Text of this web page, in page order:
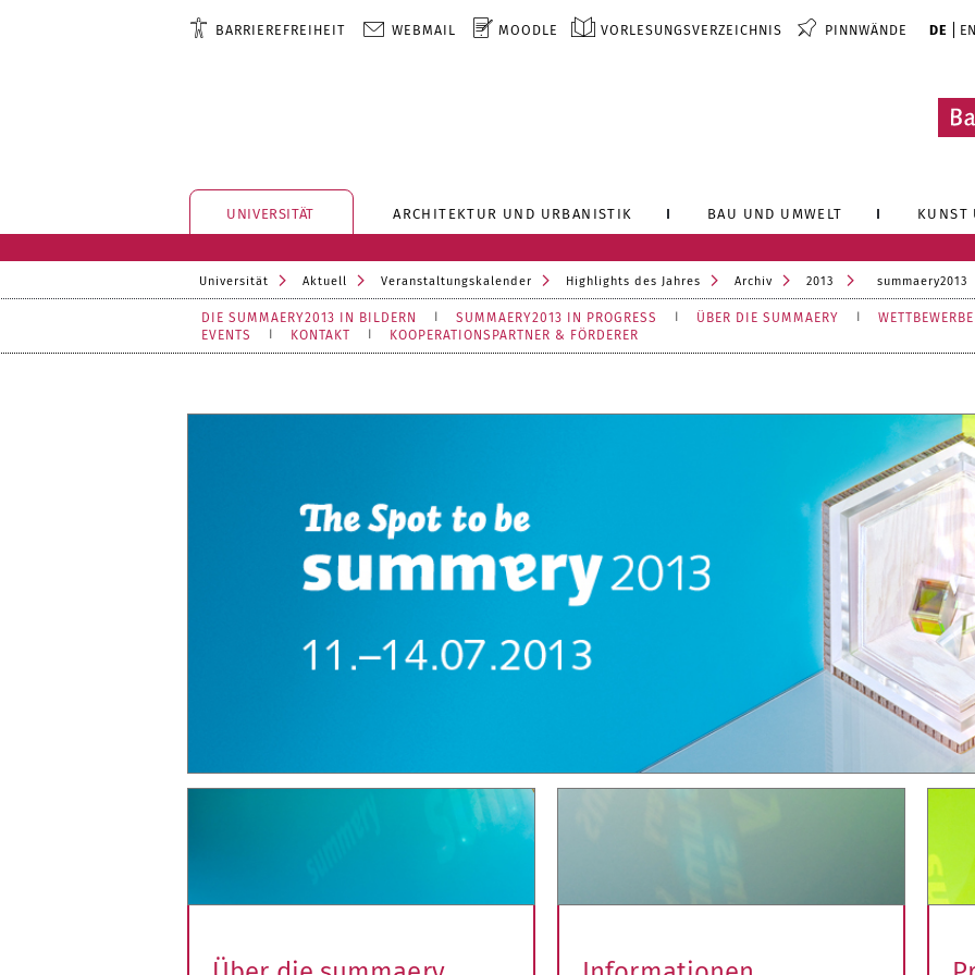
BARRIEREFREIHEIT WEBMAIL MOODLE VORLESUNGSVERZEICHNIS PINNWÄNDE DE EN
UNIVERSITÄT ARCHITEKTUR UND URBANISTIK BAU UND UMWELT KUNST
Universität Aktuell Veranstaltungskalender Highlights des Jahres Archiv 2013 summaery2013
DIE SUMMAERY2013 IN BILDERN SUMMAERY2013 IN PROGRESS ÜBER DIE SUMMAERY WETTBEWERBE
EVENTS
KONTAKT KOOPERATIONSPARTNER & FÖRDERER